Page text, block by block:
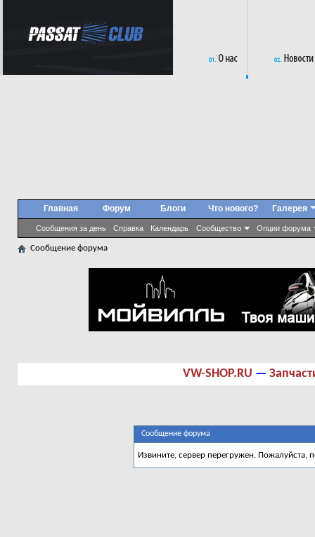
Главная Форум
Сообщения за день Справка Календарь Сообщество Опции форума
Блоги Что нового? Галерея
Сообщение форума
VW-SHOP.RU —
Сообщение форума
Извините, сервер перегружен. Пожалуйста,